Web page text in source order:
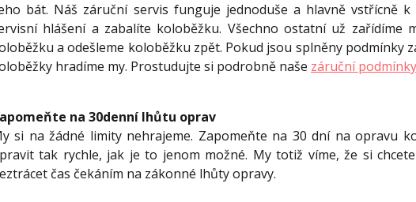
bát. Náš záruční servis funguje jednoduše a hlavně vstřícně k
hlášení a zabalíte koloběžku. Všechno ostatní už zařídíme
a odešleme koloběžku zpět. Pokud jsou splněny podmínky
hradíme my. Prostudujte si podrobně naše záruční podmínky
na 30denní lhůtu oprav
si na žádné limity nehrajeme. Zapomeňte na 30 dní na opravu
tak rychle, jak je to jenom možné. My totiž víme, že si
čas čekáním na zákonné lhůty opravy.